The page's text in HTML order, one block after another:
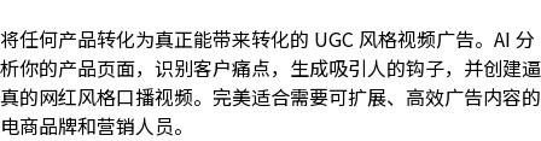
将任何产品转化为真正能带来转化的 UGC 风格视频广告。AI 分
析你的产品页面，识别客户痛点，生成吸引人的钩子，并创建逼
真的网红风格口播视频。完美适合需要可扩展、高效广告内容的
电商品牌和营销人员。